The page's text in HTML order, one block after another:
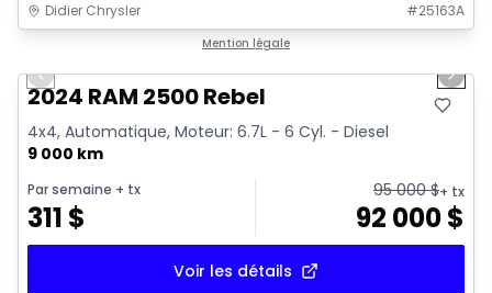
Didier Chrysler #25163A
Mention légale
Previous slide Next
2024 RAM 2500 Rebel
4x4, Automatique, Moteur: 6.7L - 6 Cyl. - Diesel
9 000 km
Par semaine + tx
311 $
95 000$+ tx
92 000$
Voir les détails